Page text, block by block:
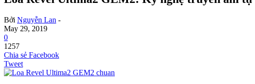
Bởi Nguyễn Lan -
May 29, 2019
0
1257
Chia sẻ Facebook
Tweet